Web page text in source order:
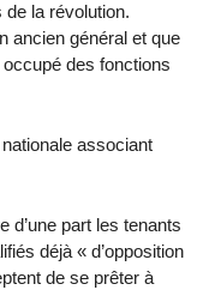
de la révolution.
ancien général et que
des fonctions
associant
d’une part les tenants
déjà « d’opposition
de se prêter à